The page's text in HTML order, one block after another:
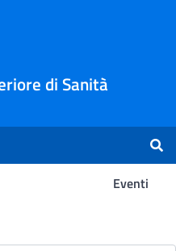
di Sanità
Eventi
-